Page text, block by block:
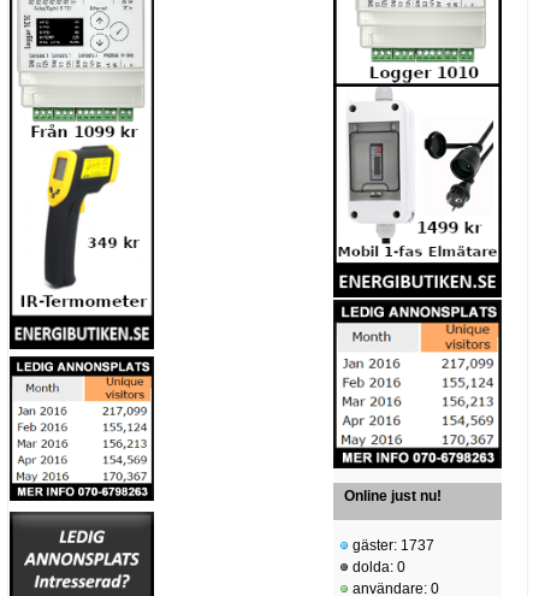
Online just nu!
gäster: 1737
dolda: 0
användare: 0